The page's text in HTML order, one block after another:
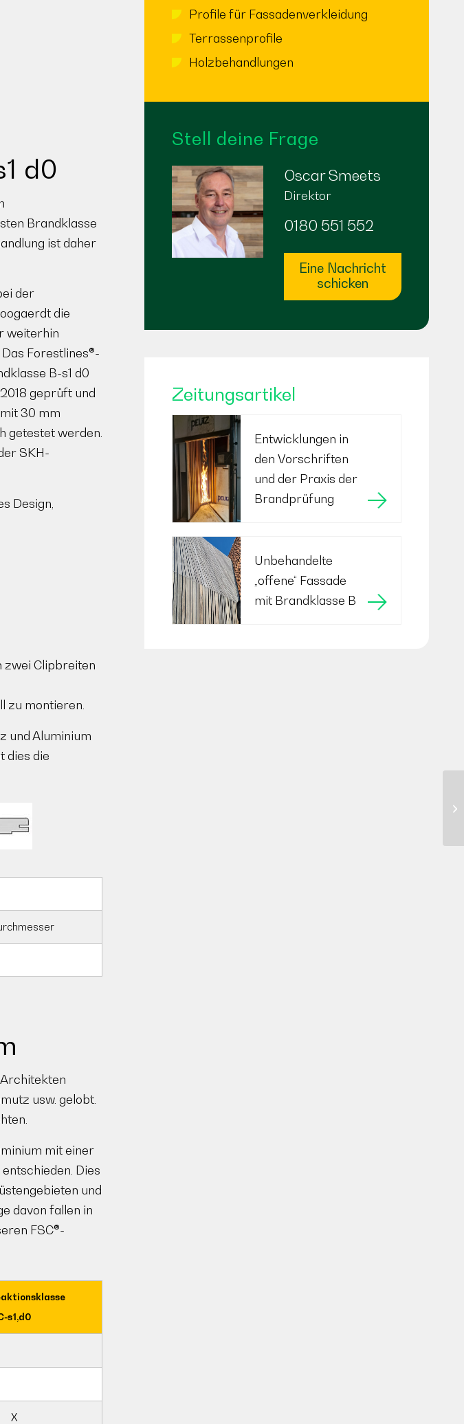
d0
Brandklasse
ist daher
der
die
weiterhin
Forestlines®-
B-s1 d0
geprüft und
30 mm
getestet werden.
SKH-
Design,
zwei Clipbreiten
zu montieren.
und Aluminium
dies die
usw. gelobt.
mit einer
Dies
und
davon fallen in
FSC®-
s1,d0
X
Profile für Fassadenverkleidung
Terrassenprofile
Holzbehandlungen
Stell deine Frage
Oscar Smeets
Direktor
0180 551 552
Eine Nachricht
schicken
Zeitungsartikel
Entwicklungen in
den Vorschriften
und der Praxis der
Brandprüfung
Unbehandelte
„offene“ Fassade
mit Brandklasse B